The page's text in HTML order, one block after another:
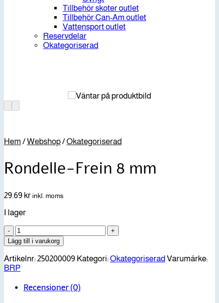
Tillbehör skoter outlet
Tillbehör Can-Am outlet
Vattensport outlet
Reservdelar
Okategoriserad
Hem /Webshop/Okategoriserad
Rondelle-Frein 8 mm
29.69 krinkl. moms
I lager
Rondelle-
Frein
8
mm
mängd
Lägg till i varukorg
Artikelnr:250200009 Kategori:Okategoriserad Varumärke:
BRP
Recensioner (0)